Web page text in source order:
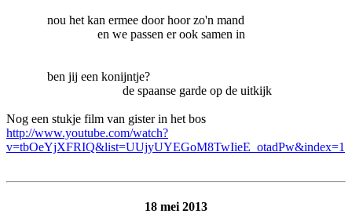
nou het kan ermee door hoor zo'n mand
en we passen er ook samen in
ben jij een konijntje?
de spaanse garde op de uitkijk
Nog een stukje film van gister in het bos
http://www.youtube.com/watch?
v=tbOeYjXFRIQ&list=UUjyUYEGoM8TwIieE_otadPw&index=1
18 mei 2013